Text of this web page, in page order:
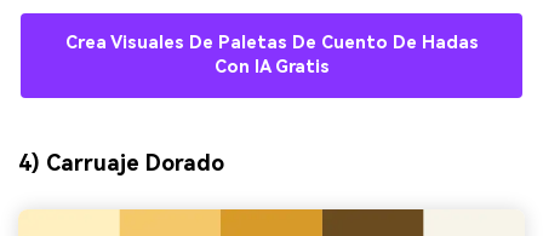
Crea Visuales De Paletas De Cuento De Hadas
Con IA Gratis
4) Carruaje Dorado